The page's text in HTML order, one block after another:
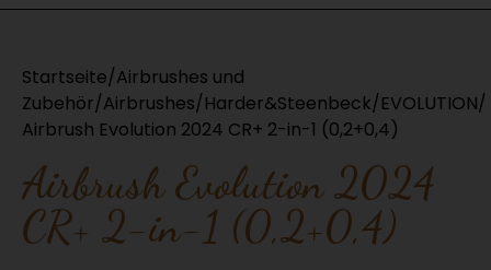
Startseite/Airbrushes und
Zubehör/Airbrushes/Harder&Steenbeck/EVOLUTION/
Airbrush Evolution 2024 CR+ 2-in-1 (0,2+0,4)
Airbrush Evolution 2024
CR+ 2-in-1 (0,2+0,4)